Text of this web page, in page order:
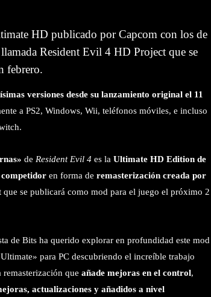
HD publicado por Capcom con los de
Resident Evil 4 HD Project que se
febrero.
versiones desde su lanzamiento original el 11
a PS2, Windows, Wii, teléfonos móviles, e incluso
de Resident Evil 4 es la Ultimate HD Edition de
competidor en forma de remasterización creada por
se publicará como mod para el juego el próximo 2
de Bits ha querido explorar en profundidad este mod
para PC descubriendo el increíble trabajo
remasterización que añade mejoras en el control,
actualizaciones y añadidos a nivel